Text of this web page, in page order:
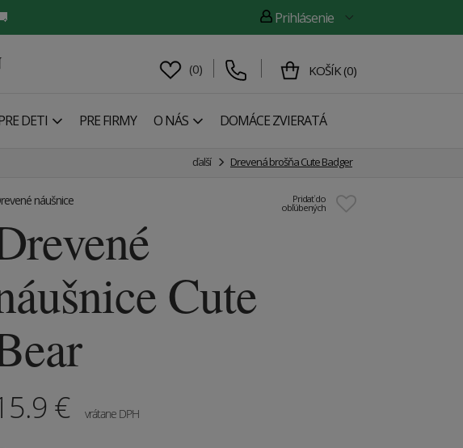
Prihlásenie
(0) KOŠÍK (0)
DETI PRE FIRMY O NÁS DOMÁCE ZVIERATÁ
ďalší Drevená brošňa Cute Badger
Pridať do
obľúbených
náušnice
Cute
€ vrátane DPH